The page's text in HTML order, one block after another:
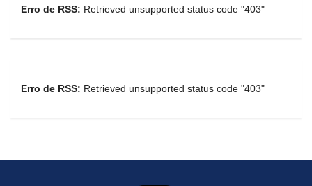
Erro de RSS: Retrieved unsupported status code "403"
Erro de RSS: Retrieved unsupported status code "403"